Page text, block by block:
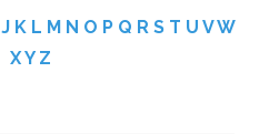
J K L M N O P Q R S T U VW
XY Z